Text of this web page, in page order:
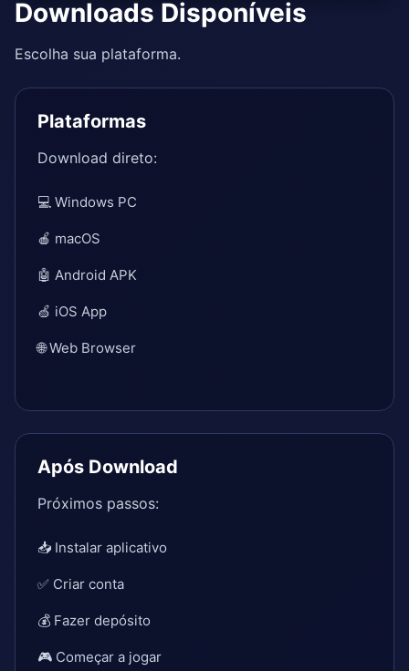
Downloads Disponíveis
Escolha sua plataforma.
Plataformas
Download direto:
💻 Windows PC
🍎 macOS
🤖 Android APK
🍏 iOS App
🌐 Web Browser
Após Download
Próximos passos:
📥 Instalar aplicativo
✅ Criar conta
💰 Fazer depósito
🎮 Começar a jogar